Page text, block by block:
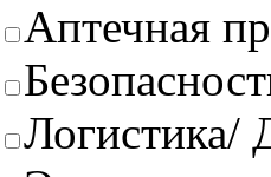
Аптечная
Логистика/